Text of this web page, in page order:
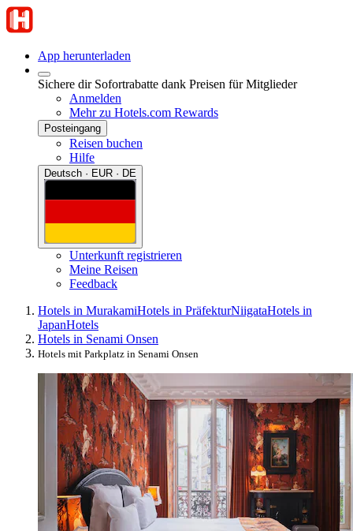
App herunterladen
Sichere dir Sofortrabatte dank Preisen für Mitglieder
Anmelden
Mehr zu Hotels.com Rewards
Posteingang
Reisen buchen
Hilfe
Deutsch · EUR · DE
Unterkunft registrieren
Meine Reisen
Feedback
Hotels in MurakamiHotels in PräfekturNiigataHotels in
JapanHotels
Hotels in Senami Onsen
Hotels mit Parkplatz in Senami Onsen